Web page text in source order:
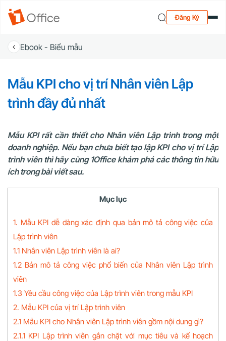
Đăng Ký
Ebook - Biểu mẫu
Mẫu KPI cho vị trí Nhân viên Lập
trình đầy đủ nhất
Mẫu KPI rất cần thiết cho Nhân viên Lập trình trong một
doanh nghiệp. Nếu bạn chưa biết tạo lập KPI cho vị trí Lập
trình viên thì hãy cùng 1Office khám phá các thông tin hữu
ích trong bài viết sau.
Mục lục
1. Mẫu KPI dễ dàng xác định qua bản mô tả công việc của
Lập trình viên
1.1 Nhân viên Lập trình viên là ai?
1.2 Bản mô tả công việc phổ biến của Nhân viên Lập trình
viên
1.3 Yêu cầu công việc của Lập trình viên trong mẫu KPI
2. Mẫu KPI của vị trí Lập trình viên
2.1 Mẫu KPI cho Nhân viên Lập trình viên gồm nội dung gì?
2.1.1 KPI Lập trình viên gắn chặt với mục tiêu và kế hoạch